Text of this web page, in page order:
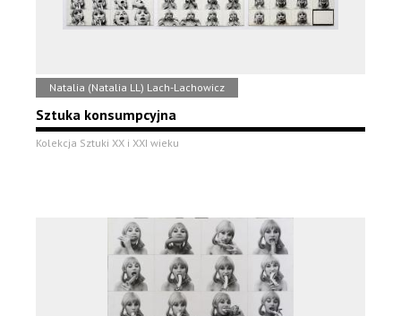
Natalia (Natalia LL) Lach-Lachowicz
Sztuka konsumpcyjna
Kolekcja Sztuki XX i XXI wieku